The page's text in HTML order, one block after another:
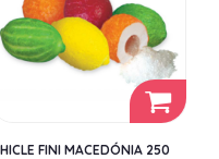
FINI MACEDÓNIA 250